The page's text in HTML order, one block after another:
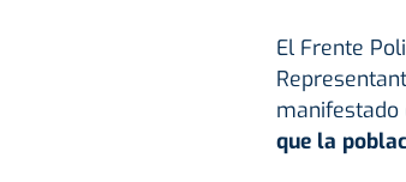
El Frente
que la